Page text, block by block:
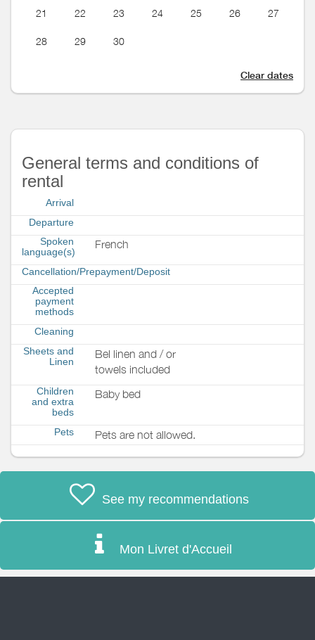
21 22 23 24 25 26 27
28 29 30
Clear dates
General terms and conditions of
rental
Arrival
Departure
Spoken
language(s)
French
Cancellation/Prepayment/Deposit
Accepted
payment
methods
Cleaning
Sheets and
Linen
Bel linen and / or
towels included
Children
and extra
beds
Baby bed
Pets Pets are not allowed.
See my recommendations
Mon Livret d'Accueil